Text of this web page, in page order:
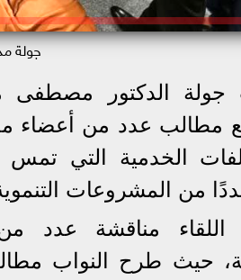
جولة
الدكتور مصطفى
مع مطالب عدد من أعضاء
الخدمية التي تمس
من المشروعات
اللقاء مناقشة عدد
حيث طرح النواب